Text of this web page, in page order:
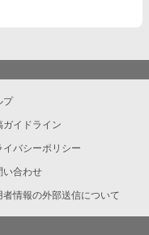
プ
ガイドライン
イバシーポリシー
い合わせ
者情報の外部送信について